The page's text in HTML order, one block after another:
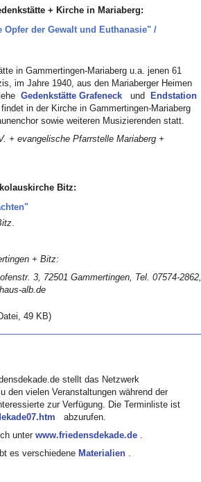
+ Kirche in Mariaberg:
der Gewalt und Euthanasie" /
in Gammertingen-Mariaberg u.a. jenen 61
im Jahre 1940, aus den Mariaberger Heimen
Gedenkstätte Grafeneck und
Endstation
in der Kirche in Gammertingen-Mariaberg
sowie weiteren Musizierenden statt.
+ evangelische Pfarrstelle Mariaberg +
Bitz:
.
+ Bitz:
3, 72501 Gammertingen, Tel. 07574-2862,
alb.de
49 KB)
stellt das Netzwerk
den vielen Veranstaltungen während der
zur Verfügung. Die Terminliste ist
abzurufen.
unter www.friedensdekade.de .
es verschiedene Materialien .